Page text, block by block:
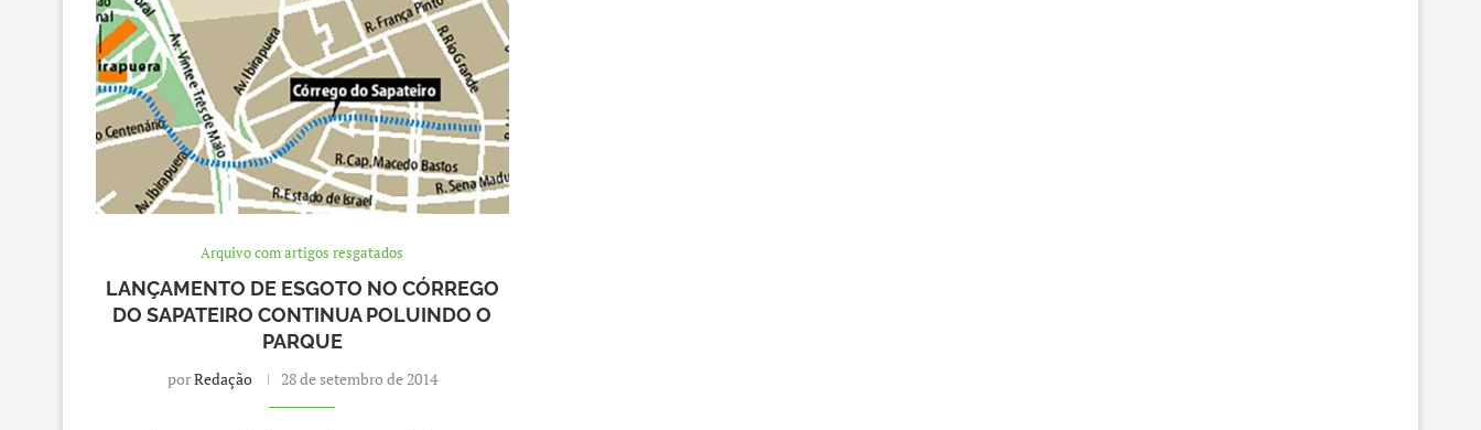
Arquivo com artigos resgatados
LANÇAMENTO DE ESGOTO NO CÓRREGO
DO SAPATEIRO CONTINUA POLUINDO O
PARQUE
porRedação 28 de setembro de 2014